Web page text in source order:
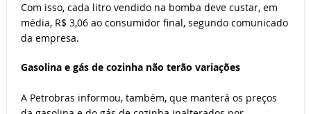
Com isso, cada litro vendido na bomba deve custar, em
média, R$ 3,06 ao consumidor final, segundo comunicado
da empresa.
Gasolina e gás de cozinha não terão variações
A Petrobras informou, também, que manterá os preços